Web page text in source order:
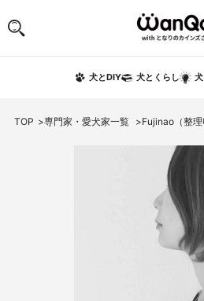
犬とDIY 犬とくらし
TOP 専門家・愛犬家一覧 Fujinao（整理